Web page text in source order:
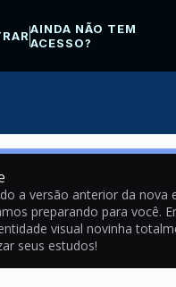
AINDA NÃO TEM
ACESSO?
a versão anterior da nova
preparando para você.
visual novinha
seus estudos!